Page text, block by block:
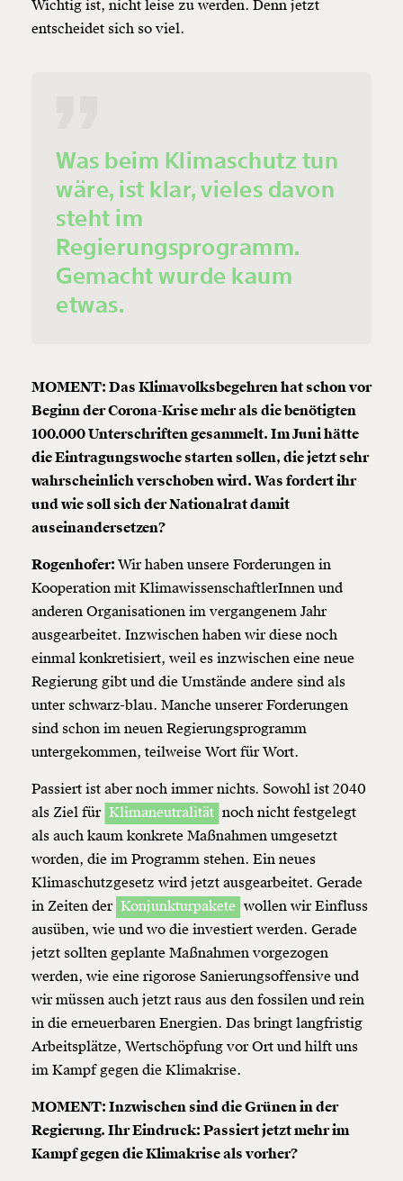
Wichtig ist, nicht leise zu werden. Denn jetzt
entscheidet sich so viel.
Was beim Klimaschutz tun
wäre, ist klar, vieles davon
steht im
Regierungsprogramm.
Gemacht wurde kaum
etwas.
MOMENT: Das Klimavolksbegehren hat schon vor
Beginn der Corona-Krise mehr als die benötigten
100.000 Unterschriften gesammelt. Im Juni hätte
die Eintragungswoche starten sollen, die jetzt sehr
wahrscheinlich verschoben wird. Was fordert ihr
und wie soll sich der Nationalrat damit
auseinandersetzen?
Rogenhofer: Wir haben unsere Forderungen in
Kooperation mit KlimawissenschaftlerInnen und
anderen Organisationen im vergangenem Jahr
ausgearbeitet. Inzwischen haben wir diese noch
einmal konkretisiert, weil es inzwischen eine neue
Regierung gibt und die Umstände andere sind als
unter schwarz-blau. Manche unserer Forderungen
sind schon im neuen Regierungsprogramm
untergekommen, teilweise Wort für Wort.
Passiert ist aber noch immer nichts. Sowohl ist 2040
als Ziel für Klimaneutralität noch nicht festgelegt
als auch kaum konkrete Maßnahmen umgesetzt
worden, die im Programm stehen. Ein neues
Klimaschutzgesetz wird jetzt ausgearbeitet. Gerade
in Zeiten der Konjunkturpakete wollen wir Einfluss
ausüben, wie und wo die investiert werden. Gerade
jetzt sollten geplante Maßnahmen vorgezogen
werden, wie eine rigorose Sanierungsoffensive und
wir müssen auch jetzt raus aus den fossilen und rein
in die erneuerbaren Energien. Das bringt langfristig
Arbeitsplätze, Wertschöpfung vor Ort und hilft uns
im Kampf gegen die Klimakrise.
MOMENT: Inzwischen sind die Grünen in der
Regierung. Ihr Eindruck: Passiert jetzt mehr im
Kampf gegen die Klimakrise als vorher?